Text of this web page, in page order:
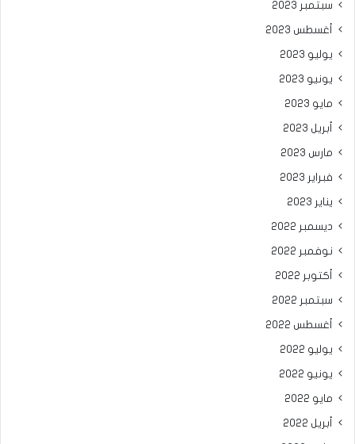
سبتمبر 2023
أغسطس 2023
يوليو 2023
يونيو 2023
مايو 2023
أبريل 2023
مارس 2023
فبراير 2023
يناير 2023
ديسمبر 2022
نوفمبر 2022
أكتوبر 2022
سبتمبر 2022
أغسطس 2022
يوليو 2022
يونيو 2022
مايو 2022
أبريل 2022